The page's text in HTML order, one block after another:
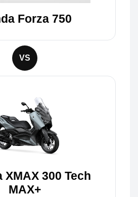
Forza 750
VS
XMAX 300 Tech
MAX+